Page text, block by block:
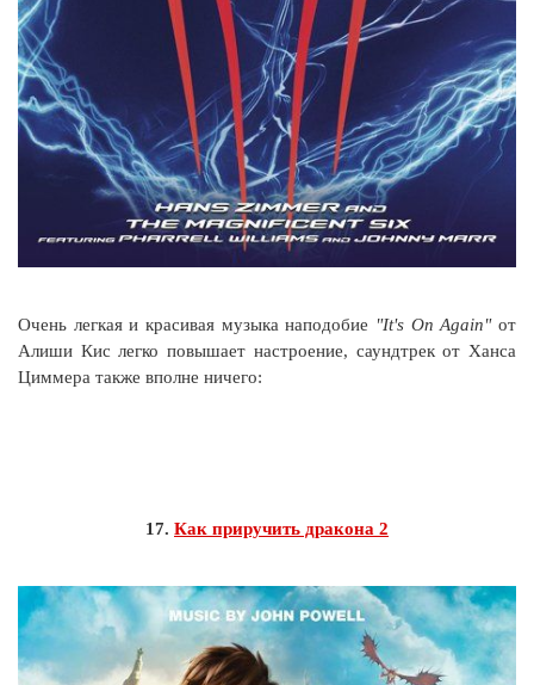
Очень легкая и красивая музыка наподобие "It's On Again"от
Алиши Кис легко повышает настроение, саундтрек от Ханса
Циммера также вполне ничего:
17. Как приручить дракона 2